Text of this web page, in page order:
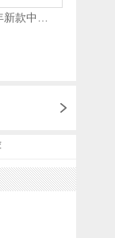
VANS万斯 2024年新款中性OldSkool帆布鞋/硫化鞋VN000D3HY28（延续款）